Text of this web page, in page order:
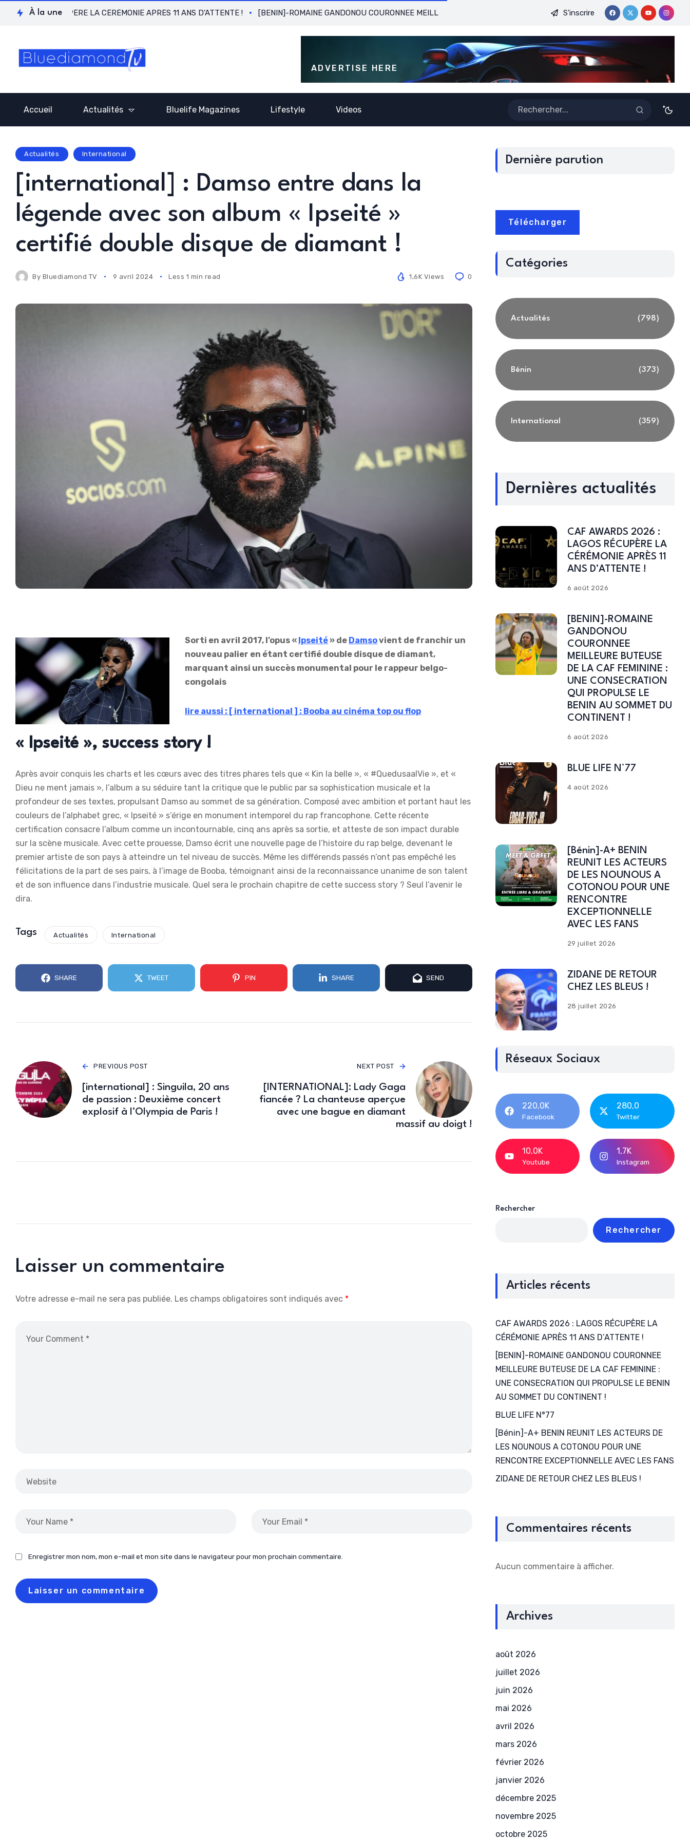
À la une
RÉCUPÈRE LA CÉRÉMONIE APRÈS 11 ANS D’ATTENTE ! [BENIN]-ROMAINE GANDONOU COURONNEE MEILLEURE BUTEUSE DE LA CAF FEMININE : UNE CONSECRATION QUI
S'inscrire
ADVERTISE HERE
Accueil Actualités Bluelife Magazines Lifestyle Videos
Actualités International
[international] : Damso entre dans la
légende avec son album « Ipseité »
certifié double disque de diamant !
By Bluediamond TV 9 avril 2024 Less 1 min read 1,6K Views 0
Sorti en avril 2017, l’opus « Ipseité » de Damsovient de franchir un
nouveau palier en étant certifié double disque de diamant,
marquant ainsi un succès monumental pour le rappeur belgo-
congolais
lire aussi : [ international ] : Booba au cinéma top ou flop
« Ipseité », success story !
Après avoir conquis les charts et les cœurs avec des titres phares tels que « Kin la belle », « #QuedusaalVie », et «
Dieu ne ment jamais », l’album a su séduire tant la critique que le public par sa sophistication musicale et la
profondeur de ses textes, propulsant Damso au sommet de sa génération. Composé avec ambition et portant haut les
couleurs de l’alphabet grec, « Ipseité » s’érige en monument intemporel du rap francophone. Cette récente
certification consacre l’album comme un incontournable, cinq ans après sa sortie, et atteste de son impact durable
sur la scène musicale. Avec cette prouesse, Damso écrit une nouvelle page de l’histoire du rap belge, devenant le
premier artiste de son pays à atteindre un tel niveau de succès. Même les différends passés n’ont pas empêché les
félicitations de la part de ses pairs, à l’image de Booba, témoignant ainsi de la reconnaissance unanime de son talent
et de son influence dans l’industrie musicale. Quel sera le prochain chapitre de cette success story ? Seul l’avenir le
dira.
Tags Actualités International
SHARE TWEET PIN SHARE SEND
PREVIOUS POST
[international] : Singuila, 20 ans
de passion : Deuxième concert
explosif à l’Olympia de Paris !
NEXT POST
[INTERNATIONAL]: Lady Gaga
fiancée ? La chanteuse aperçue
avec une bague en diamant
massif au doigt !
Laisser un commentaire
Votre adresse e-mail ne sera pas publiée. Les champs obligatoires sont indiqués avec *
Enregistrer mon nom, mon e-mail et mon site dans le navigateur pour mon prochain commentaire.
Dernière parution
Télécharger
Catégories
Actualités (798)
Bénin (373)
International (359)
Dernières actualités
CAF AWARDS 2026 :
LAGOS RÉCUPÈRE LA
CÉRÉMONIE APRÈS 11
ANS D’ATTENTE !
6 août 2026
[BENIN]-ROMAINE
GANDONOU
COURONNEE
MEILLEURE BUTEUSE
DE LA CAF FEMININE :
UNE CONSECRATION
QUI PROPULSE LE
BENIN AU SOMMET DU
CONTINENT !
6 août 2026
BLUE LIFE N°77
4 août 2026
[Bénin]-A+ BENIN
REUNIT LES ACTEURS
DE LES NOUNOUS A
COTONOU POUR UNE
RENCONTRE
EXCEPTIONNELLE
AVEC LES FANS
29 juillet 2026
ZIDANE DE RETOUR
CHEZ LES BLEUS !
28 juillet 2026
Réseaux Sociaux
220,0K
Facebook
280,0
Twitter
10,0K
Youtube
1,7K
Instagram
Rechercher
Rechercher
Articles récents
CAF AWARDS 2026 : LAGOS RÉCUPÈRE LA
CÉRÉMONIE APRÈS 11 ANS D’ATTENTE !
[BENIN]-ROMAINE GANDONOU COURONNEE
MEILLEURE BUTEUSE DE LA CAF FEMININE :
UNE CONSECRATION QUI PROPULSE LE BENIN
AU SOMMET DU CONTINENT !
BLUE LIFE N°77
[Bénin]-A+ BENIN REUNIT LES ACTEURS DE
LES NOUNOUS A COTONOU POUR UNE
RENCONTRE EXCEPTIONNELLE AVEC LES FANS
ZIDANE DE RETOUR CHEZ LES BLEUS !
Commentaires récents
Aucun commentaire à afficher.
Archives
août 2026
juillet 2026
juin 2026
mai 2026
avril 2026
mars 2026
février 2026
janvier 2026
décembre 2025
novembre 2025
octobre 2025